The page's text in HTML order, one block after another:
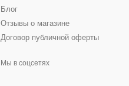
Блог
Отзывы о магазине
Договор публичной оферты
Мы в соцсетях